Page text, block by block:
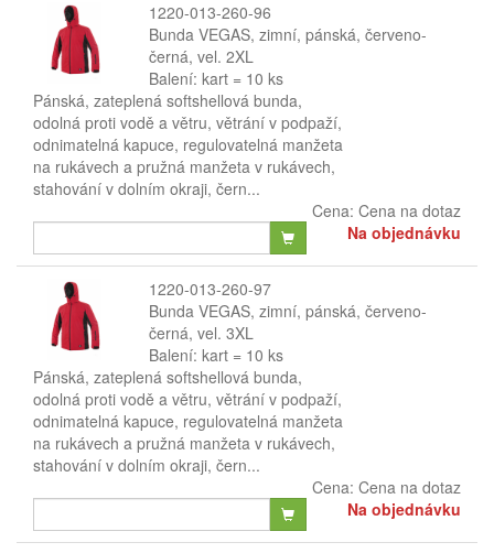
1220-013-260-96
Bunda VEGAS, zimní, pánská, červeno-
černá, vel. 2XL
Balení: kart = 10 ks
Pánská, zateplená softshellová bunda,
odolná proti vodě a větru, větrání v podpaží,
odnimatelná kapuce, regulovatelná manžeta
na rukávech a pružná manžeta v rukávech,
stahování v dolním okraji, čern...
Cena: Cena na dotaz
Na objednávku
1220-013-260-97
Bunda VEGAS, zimní, pánská, červeno-
černá, vel. 3XL
Balení: kart = 10 ks
Pánská, zateplená softshellová bunda,
odolná proti vodě a větru, větrání v podpaží,
odnimatelná kapuce, regulovatelná manžeta
na rukávech a pružná manžeta v rukávech,
stahování v dolním okraji, čern...
Cena: Cena na dotaz
Na objednávku